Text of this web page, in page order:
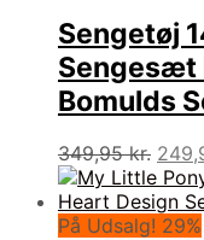
Sengetøj
Sengesæt
Bomulds
349,95kr. Den
pris
var:
På Udsalg! 29%